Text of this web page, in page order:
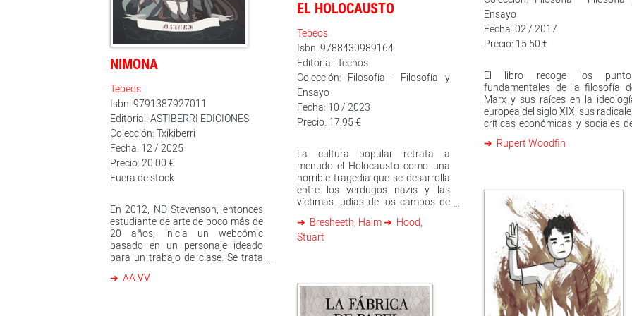
desestructurada (incluso en su
magnético que juega con el
grabado y la arquitectura». Le
Monde
patagónicas, donde ubica
historia para documentarse: “Lo
que antes era una cuestión
meramente circunstancial, una
historia que podía transcurrir allí
acceso, tras ese viaje a
Patagonia argentina se
convirtiendo en todo un
principal más”, confiesa
Roca. Detrás de la novela
proyecto de adaptación al cine
producción audiovisual.
primer test de embarazo? ¿Y qué
decir de Horace Wells, el dentista
pionero de las operaciones bajo
anestesia, que llevó a cabo sus
mismo? ¿Seguimos hablando de
inconsciencia? La pregunta
también se plantea en el caso de
Philip Zimbardo y su temible
experimento psicológico del
«efecto Lucifer». Porque, a veces,
los descubrimientos escapan
incluso a quienes los
engendraron…
Ensayo
Fecha: 02 / 2017
Precio: 15.50 €
El libro recoge los
fundamentales de la filosofía
Marx y sus raíces en la
europea del siglo XIX, sus
críticas económicas y sociales
revueltas del siglo XX.
Rupert Woodfin
EL HOLOCAUSTO
Tebeos
Isbn: 9788430989164
Editorial: Tecnos
Colección: Filosofía - Filosofía y
Ensayo
Fecha: 10 / 2023
Precio: 17.95 €
La cultura popular retrata a
menudo el Holocausto como una
horrible tragedia que se desarrolla
entre los verdugos nazis y las
víctimas judías de los campos de
palabras: una singular aberración
de la historia. El Holocausto, una
y su importancia hoy en día.
Coloca al Holocausto donde le
corresponde: en el centro de la
Bresheeth, Haim
Hood,
Stuart
NIMONA
Tebeos
Isbn: 9791387927011
Editorial: ASTIBERRI EDICIONES
Colección: Txikiberri
Fecha: 12 / 2025
Precio: 20.00 €
Fuera de stock
En 2012, ND Stevenson, entonces
estudiante de arte de poco más de
20 años, inicia un webcómic
basado en un personaje ideado
para un trabajo de clase. Se trata
aspirante a compinche de villano y
AA.VV.